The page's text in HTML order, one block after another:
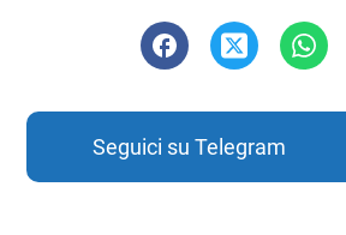
Seguici su Telegram